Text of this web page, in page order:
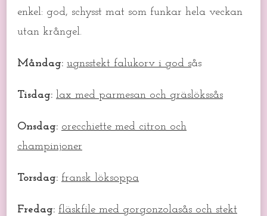
enkel: god, schysst mat som funkar hela veckan
utan krångel.
Måndag: ugnsstekt falukorv i god sås
Tisdag: lax med parmesan och gräslökssås
Onsdag: orecchiette med citron och
champinjoner
Torsdag: fransk löksoppa
Fredag: fläskfile med gorgonzolasås och stekt